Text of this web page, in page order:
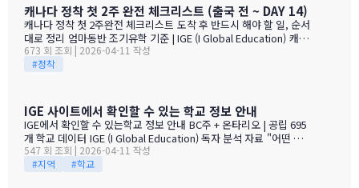
리딩이 필요하고, 에세이 라이팅을 잘해야 합니다. …
교차원에 대입 지원이라는 개념이 없습니다. 3. 미국의 High Scho
ol에 해당되는 캐나다 Secondary에서 AP과목이 제한적 10,11학년
에 선행으로 공립에서 AP과목 수강과 시험등록이 힘들어요. 4. SS
AT, SAT, AP 사교육 인프라가 열악 합니다. 캐나다에서 미국대학
준비 하는데 장점은? 1. &nbs…
캐나다 정착 첫 2주 완전 체크리스트 (출국 전 ~ DAY 14)
캐나다 정착 첫 2주완전 체크리스트 도착 후 반드시 해야 할 일, 순서
대로 정리 엄마동반 조기유학 기준 | IGE (I Global Education) 캐나
다 도착 후 처음 2주가 가장 바쁩니다. 은행, 휴대폰, 보험, 차량까지
— 빠뜨리지 않도록 날짜별 체크리스트로 정리했습니다. 출국 2~4주
에 드는 곳이 있으면 대리 계약 가능 (첫 달 렌트비 + 보증금 송금) 출
국 2~4주 전 - 전기 신청 BC: BC Hydro 신청 (도착일을 개통일로 지
정). 도착 당일 바로 사용 가능하도록 미리 신청 출국 2주 전 - 인터넷
예약 설치기사 방문 필요. 도착일 이후 가장 빠른 날짜로 예약해두면
입주 직후 바로 설치 가능 출국 2주 전 IGE TIP | 전기와 인터넷은 도
착 2주 전에 미리 …
673 회 조회 | 2026-04-11 작성
#정착
IGE 사이트에서 확인할 수 있는 학교 정보 안내
IGE에서 확인할 수 있는학교 정보 안내 BC주 + 온타리오 | 공립 695
개 학교 데이터 IGE (I Global Education) 독자 분석 자료 "어떤 학교
가 좋을까?" — 가장 많이 받는 질문입니다. IGE는 695개 세컨더리
학교의 데이터를 직접 분석하여 제공합니다. 누구나 볼 수 있는 정보
547 회 조회 | 2026-04-11 작성
#지역
#학교